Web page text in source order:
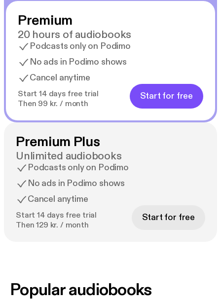
for mye å oppnå for lite», i et system av uløste
problemer og intern fornektelse av realitetene.
«De flinkeste slutter» tilbyr en usedvanlig ærlig
analyse og sender et klart varsku om de alvorlige
konsekvensene hvis ikke kursen endres i norsk
politikk og i offentlig sektor.
Premium
20 hours of audiobooks
Podcasts only on Podimo
No ads in Podimo shows
Cancel anytime
Start 14 days free trial
Then 99 kr. / month
Start for free
Premium Plus
Unlimited audiobooks
Podcasts only on Podimo
No ads in Podimo shows
Cancel anytime
Start 14 days free trial
Then 129 kr. / month
Start for free
Popular audiobooks